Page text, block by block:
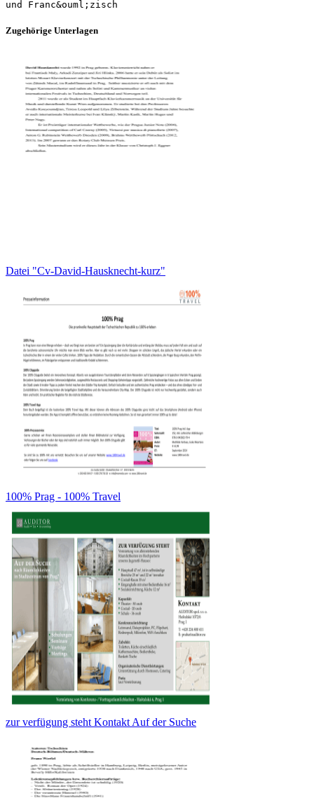
Zugehörige Unterlagen
Datei "Cv-David-Hausknecht-kurz"
100% Prag - 100% Travel
zur verfügung steht Kontakt Auf der Suche